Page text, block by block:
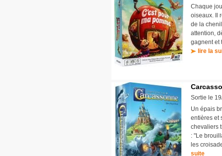
Chaque
oiseaux. Il
de la
attention,
gagnent et
lire la
Sortie le
Un épais
entières et
chevaliers
: "Le
les
suite